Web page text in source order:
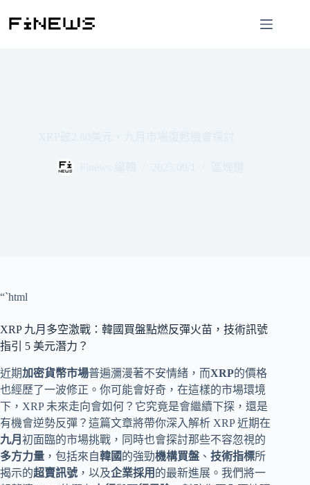
“`html
XRP 九月多空激戰：韓國買盤點燃反彈火苗，技術訊號
指引 5 美元潛力？
近期加密貨幣市場普遍瀰漫著不安情緒，而XRP的價格
也經歷了一波修正。你可能會好奇，在這樣的市場環境
下，XRP 未來走向會如何？它究竟是會繼續下探，還是
有機會逆勢反彈？這篇文章將帶你深入解析 XRP 近期在
九月 初面臨的市場挑戰，同時也會探討那些不容忽視的
多方力量 ，包括來自韓國的強勁機構買盤 、 技術指標所
揭示的超賣訊號 ，以及企業採用 的最新進展。我們將一